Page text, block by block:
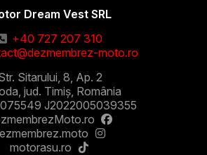
Dream Vest SRL
+40 727 207 310
moto.ro
Sitarului, 8, Ap. 2
jud. Timiș, România
J2022005039355
motorasu.ro